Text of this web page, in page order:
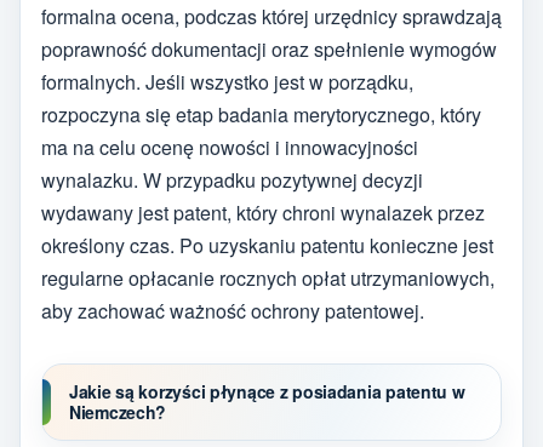
formalna ocena, podczas której urzędnicy sprawdzają
poprawność dokumentacji oraz spełnienie wymogów
formalnych. Jeśli wszystko jest w porządku,
rozpoczyna się etap badania merytorycznego, który
ma na celu ocenę nowości i innowacyjności
wynalazku. W przypadku pozytywnej decyzji
wydawany jest patent, który chroni wynalazek przez
określony czas. Po uzyskaniu patentu konieczne jest
regularne opłacanie rocznych opłat utrzymaniowych,
aby zachować ważność ochrony patentowej.
Jakie są korzyści płynące z posiadania patentu w
Niemczech?